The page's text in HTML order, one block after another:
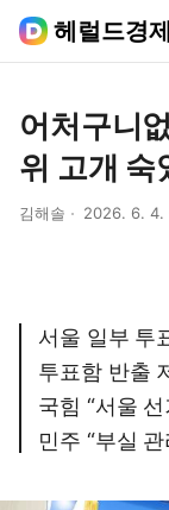
헤럴드경제
어처구니
위 고개 숙
김해솔 2026. 6. 4.
서울 일부 투
투표함 반출
국힘 “서울
민주 “부실